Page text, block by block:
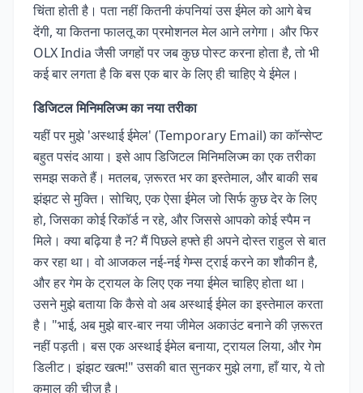
चिंता होती है। पता नहीं कितनी कंपनियां उस ईमेल को आगे बेच
देंगी, या कितना फालतू का प्रमोशनल मेल आने लगेगा। और फिर
OLX India जैसी जगहों पर जब कुछ पोस्ट करना होता है, तो भी
कई बार लगता है कि बस एक बार के लिए ही चाहिए ये ईमेल।
डिजिटल मिनिमलिज्म का नया तरीका
यहीं पर मुझे 'अस्थाई ईमेल' (Temporary Email) का कॉन्सेप्ट
बहुत पसंद आया। इसे आप डिजिटल मिनिमलिज्म का एक तरीका
समझ सकते हैं। मतलब, ज़रूरत भर का इस्तेमाल, और बाकी सब
झंझट से मुक्ति। सोचिए, एक ऐसा ईमेल जो सिर्फ कुछ देर के लिए
हो, जिसका कोई रिकॉर्ड न रहे, और जिससे आपको कोई स्पैम न
मिले। क्या बढ़िया है न? मैं पिछले हफ्ते ही अपने दोस्त राहुल से बात
कर रहा था। वो आजकल नई-नई गेम्स ट्राई करने का शौकीन है,
और हर गेम के ट्रायल के लिए एक नया ईमेल चाहिए होता था।
उसने मुझे बताया कि कैसे वो अब अस्थाई ईमेल का इस्तेमाल करता
है। "भाई, अब मुझे बार-बार नया जीमेल अकाउंट बनाने की ज़रूरत
नहीं पड़ती। बस एक अस्थाई ईमेल बनाया, ट्रायल लिया, और गेम
डिलीट। झंझट खत्म!" उसकी बात सुनकर मुझे लगा, हाँ यार, ये तो
कमाल की चीज़ है।